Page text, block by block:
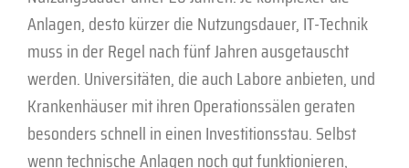
Anlagen, desto kürzer die Nutzungsdauer, IT-Technik
muss in der Regel nach fünf Jahren ausgetauscht
werden. Universitäten, die auch Labore anbieten, und
Krankenhäuser mit ihren Operationssälen geraten
besonders schnell in einen Investitionsstau. Selbst
wenn technische Anlagen noch gut funktionieren,